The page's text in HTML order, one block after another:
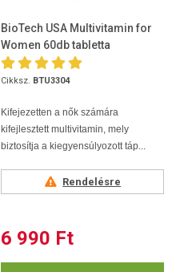
BioTech USA Multivitamin for
Women 60db tabletta
Cikksz. BTU3304
Kifejezetten a nők számára
kifejlesztett multivitamin, mely
biztosítja a kiegyensúlyozott táp...
Rendelésre
6 990 Ft